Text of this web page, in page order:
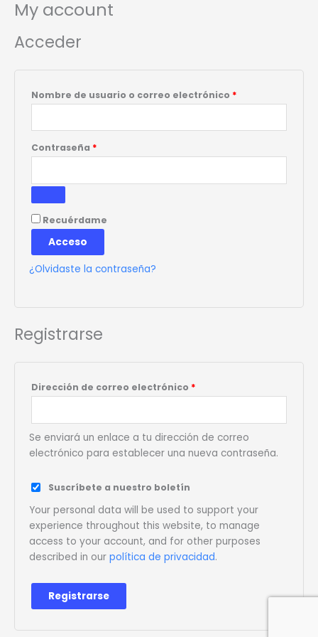
contenido
My account
Acceder
Nombre de usuario o correo electrónico *
Contraseña *
Obligatorio
Recuérdame
Acceso
¿Olvidaste la contraseña?
Registrarse
Dirección de correo electrónico *
Se enviará un enlace a tu dirección de correo
electrónico para establecer una nueva contraseña.
Suscríbete a nuestro boletín
Your personal data will be used to support your
experience throughout this website, to manage
access to your account, and for other purposes
described in our política de privacidad.
Registrarse